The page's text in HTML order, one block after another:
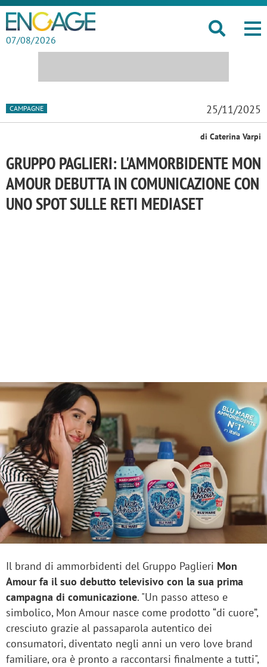
07/08/2026
CAMPAGNE 25/11/2025
di Caterina Varpi
GRUPPO PAGLIERI: L'AMMORBIDENTE MON
AMOUR DEBUTTA IN COMUNICAZIONE CON
UNO SPOT SULLE RETI MEDIASET
Il brand di ammorbidenti del Gruppo Paglieri Mon
Amour fa il suo debutto televisivo con la sua prima
campagna di comunicazione. "Un passo atteso e
simbolico, Mon Amour nasce come prodotto “di cuore”,
cresciuto grazie al passaparola autentico dei
consumatori, diventato negli anni un vero love brand
familiare, ora è pronto a raccontarsi finalmente a tutti",